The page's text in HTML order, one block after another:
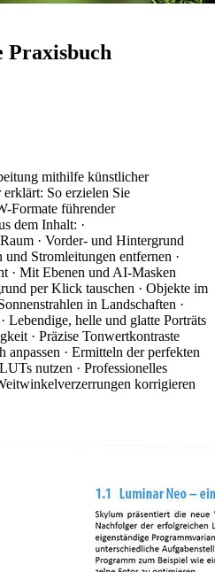
Praxisbuch
mithilfe künstlicher
So erzielen Sie
Formate führender
dem Inhalt: ·
· Vorder- und Hintergrund
und Stromleitungen entfernen ·
· Mit Ebenen und AI-Masken
per Klick tauschen · Objekte im
in Landschaften ·
Lebendige, helle und glatte Porträts
· Präzise Tonwertkontraste
anpassen · Ermitteln der perfekten
nutzen · Professionelles
korrigieren